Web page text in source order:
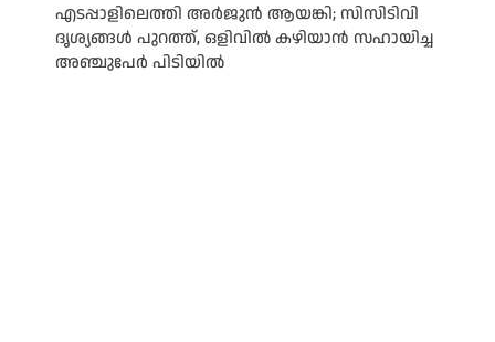
എടപ്പാളിലെത്തി അർജുൻ ആയങ്കി; സിസിടിവി
ദൃശ്യങ്ങൾ പുറത്ത്, ഒളിവിൽ കഴിയാൻ സഹായിച്ച
അഞ്ചുപേർ പിടിയിൽ